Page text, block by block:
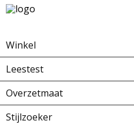
Winkel
Leestest
Overzetmaat
Stijlzoeker
Home Winkel